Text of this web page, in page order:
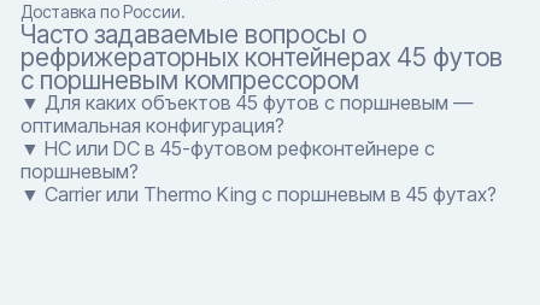
Доставка по России.
Часто задаваемые вопросы о
рефрижераторных контейнерах 45 футов
с поршневым компрессором
▼ Для каких объектов 45 футов с поршневым —
оптимальная конфигурация?
▼ HC или DC в 45-футовом рефконтейнере с
поршневым?
▼ Carrier или Thermo King с поршневым в 45 футах?